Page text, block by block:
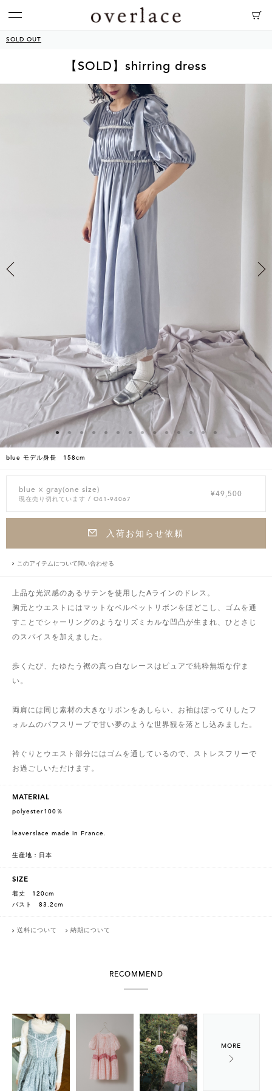
SOLD OUT
【SOLD】shirring dress
blue モデル身長 158cm
blue × gray(one size)
現在売り切れています / O41-94067
¥49,500
入荷お知らせ依頼
このアイテムについて問い合わせる
上品な光沢感のあるサテンを使用したAラインのドレス。
胸元とウエストにはマットなベルベットリボンをほどこし、ゴムを通
すことでシャーリングのようなリズミカルな凹凸が生まれ、ひとさじ
のスパイスを加えました。
歩くたび、たゆたう裾の真っ白なレースはピュアで純粋無垢な佇ま
い。
両肩には同じ素材の大きなリボンをあしらい、お袖はぽってりしたフ
ォルムのパフスリーブで甘い夢のような世界観を落とし込みました。
衿ぐりとウエスト部分にはゴムを通しているので、ストレスフリーで
お過ごしいただけます。
MATERIAL
polyester100％
leaverslace made in France.
生産地：日本
SIZE
着丈 120cm
バスト 83.2cm
送料について 納期について
RECOMMEND